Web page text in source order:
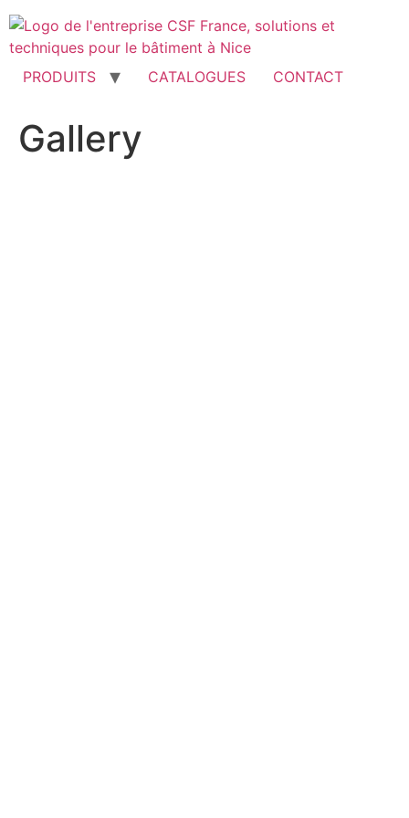
Aller
au
contenu
PRODUITS
CATALOGUES CONTACT
Gallery